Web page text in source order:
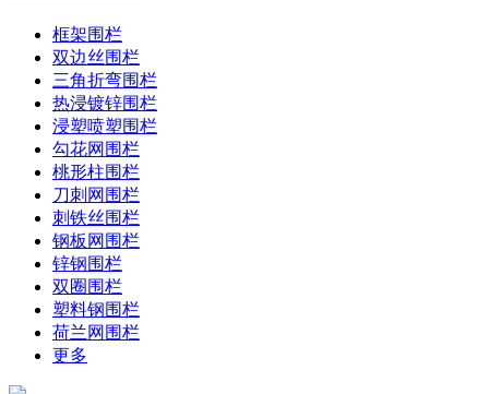
框架围栏
双边丝围栏
三角折弯围栏
热浸镀锌围栏
浸塑喷塑围栏
勾花网围栏
桃形柱围栏
刀刺网围栏
刺铁丝围栏
钢板网围栏
锌钢围栏
双圈围栏
塑料钢围栏
荷兰网围栏
更多